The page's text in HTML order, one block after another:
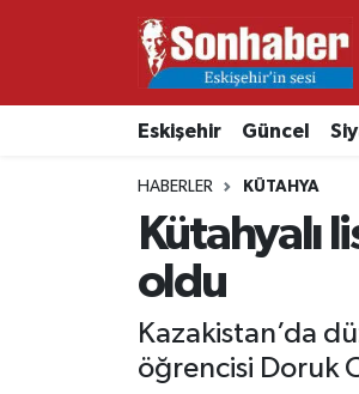
Eskişehir Güncel
HABERLER KÜTAHYA
Kütahyalı
oldu
Kazakistan’da
öğrencisi Doruk
Ekonomi
Kültür & Sanat
Nöbetçi Eczaneler
Namaz Vakitleri
Trafik Durumu
Süper Lig Puan Durumu ve